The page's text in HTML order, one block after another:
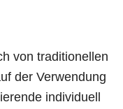
von traditionellen
der Verwendung
individuell